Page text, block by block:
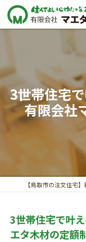
3世帯住宅
有限会社
3世帯住宅で叶
エタ木材の定額